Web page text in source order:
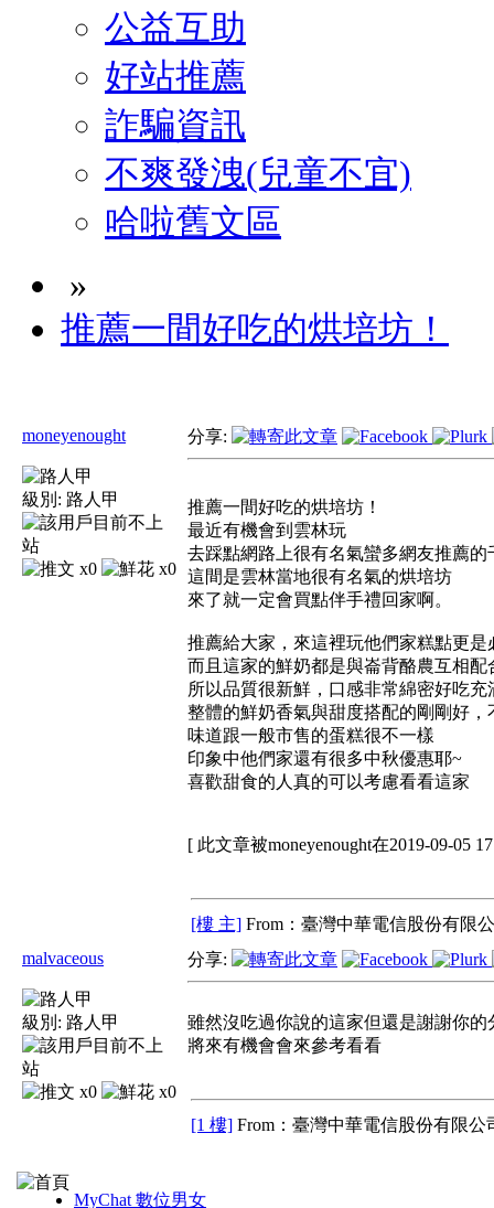
公益互助
好站推薦
詐騙資訊
不爽發洩(兒童不宜)
哈啦舊文區
»
推薦一間好吃的烘培坊！
moneyenought
級別: 路人甲
x0 x0
分享:
推薦一間好吃的烘培坊！
最近有機會到雲林玩
去踩點網路上很有名氣蠻多網友推薦的
這間是雲林當地很有名氣的烘培坊
來了就一定會買點伴手禮回家啊。
推薦給大家，來這裡玩他們家糕點更是
而且這家的鮮奶都是與崙背酪農互相配
所以品質很新鮮，口感非常綿密好吃充
整體的鮮奶香氣與甜度搭配的剛剛好，
味道跟一般市售的蛋糕很不一樣
印象中他們家還有很多中秋優惠耶~
喜歡甜食的人真的可以考慮看看這家
[ 此文章被moneyenought在2019-09-05
[樓 主] From：臺灣中華電信股份有限
malvaceous
級別: 路人甲
x0 x0
分享:
雖然沒吃過你說的這家但還是謝謝你的
將來有機會會來參考看看
[1 樓] From：臺灣中華電信股份有限公
MyChat 數位男女